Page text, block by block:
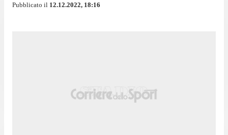
Pubblicato il 12.12.2022, 18:16